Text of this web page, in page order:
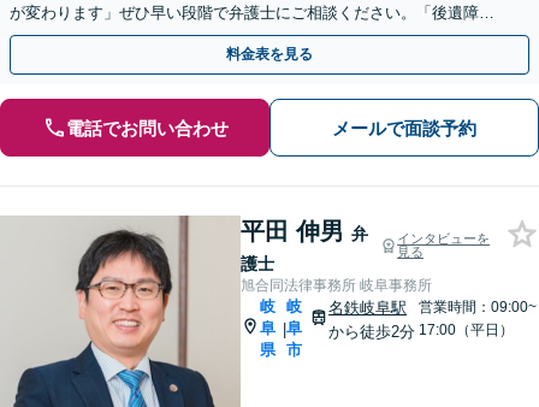
が変わります」ぜひ早い段階で弁護士にご相談ください。「後遺障害
等級認定の結果に納得がいかない／異議申し立てのサポート」
料金表を見る
電話でお問い合わせ メールで面談予約
平田 伸男 弁
護士
インタビューを
見る
旭合同法律事務所 岐阜事務所
岐
阜
県
|
岐
阜
市
名鉄岐阜駅
から徒歩2分
営業時間：09:00~
17:00（平日）